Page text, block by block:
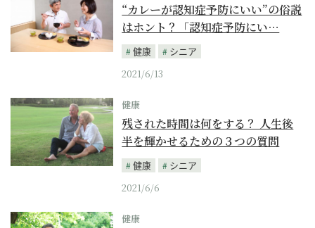
“カレーが認知症予防にいい”の俗説
はホント？「認知症予防にい…
健康
シニア
2021/6/13
健康
残された時間は何をする？ 人生後
半を輝かせるための３つの質問
健康
シニア
2021/6/6
健康